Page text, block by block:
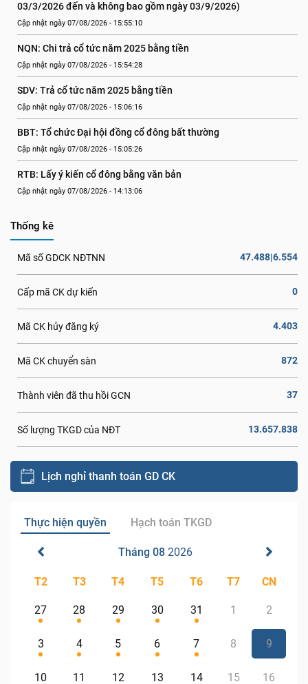
03/3/2026 đến và không bao gồm ngày 03/9/2026)
Cập nhật ngày 07/08/2026 - 15:55:10
NQN: Chi trả cổ tức năm 2025 bằng tiền
Cập nhật ngày 07/08/2026 - 15:54:28
SDV: Trả cổ tức năm 2025 bằng tiền
Cập nhật ngày 07/08/2026 - 15:06:16
BBT: Tổ chức Đại hội đồng cổ đông bất thường
Cập nhật ngày 07/08/2026 - 15:05:26
RTB: Lấy ý kiến cổ đông bằng văn bản
Cập nhật ngày 07/08/2026 - 14:13:06
Thống kê
Mã số GDCK NĐTNN 47.488|6.554
Cấp mã CK dự kiến 0
Mã CK hủy đăng ký 4.403
Mã CK chuyển sàn 872
Thành viên đã thu hồi GCN 37
Số lượng TKGD của NĐT 13.657.838
Lịch nghỉ thanh toán GD CK
Thực hiện quyền Hạch toán TKGD
Tháng 08 2026
T2 T3 T4 T5 T6 T7 CN
27 28 29 30 31 1 2
3 4 5 6 7 8 9
10 11 12 13 14 15 16